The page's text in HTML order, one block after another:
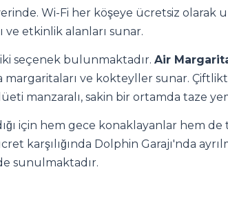
Wi-Fi her köşeye ücretsiz olarak
ve etkinlik alanları sunar.
seçenek bulunmaktadır. Air
margaritaları ve kokteyller sunar.
manzaralı, sakin bir ortamda taze
için hem gece konaklayanlar hem
karşılığında Dolphin Garajı'nda
sunulmaktadır.